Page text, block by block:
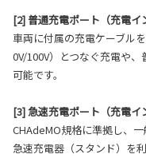
[2] 普通充電ポート（充電イ
車両に付属の充電ケーブル
0V/100V）とつなぐ充電や
可能です。
[3] 急速充電ポート（充電イ
CHAdeMO規格に準拠し、
急速充電器（スタンド）を